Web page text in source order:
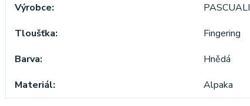
Výrobce
PASCUALI
Tloušťka
Fingering
Barva
Hnědá
Materiál
Alpaka